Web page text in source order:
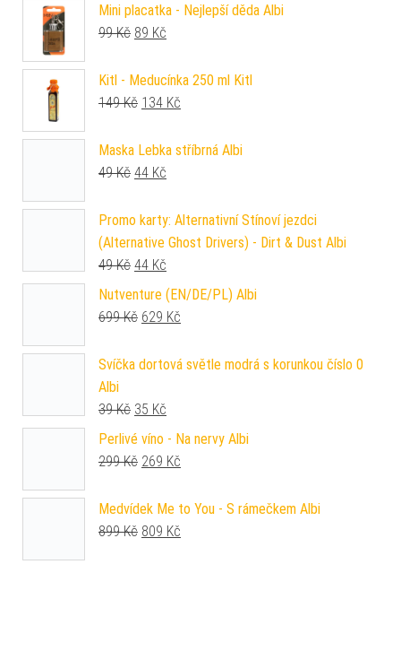
Mini placatka - Nejlepší děda Albi
99Kč Původní cena byla: 99 Kč.
89 Kč
Kitl - Meducínka 250 ml Kitl
149Kč Původní cena byla: 149 Kč.
134 Kč
Maska Lebka stříbrná Albi
49Kč Původní cena byla: 49 Kč.
44 Kč
Promo karty: Alternativní Stínoví jezdci
(Alternative Ghost Drivers) - Dirt & Dust Albi
49Kč Původní cena byla: 49 Kč.
44 Kč
Nutventure (EN/DE/PL) Albi
699Kč Původní cena byla: 699 Kč.
629 Kč
Svíčka dortová světle modrá s korunkou číslo 0
Albi
39Kč Původní cena byla: 39 Kč.
35 Kč
Perlivé víno - Na nervy Albi
299Kč Původní cena byla: 299 Kč.
269 Kč
Medvídek Me to You - S rámečkem Albi
899Kč Původní cena byla: 899 Kč.
809 Kč